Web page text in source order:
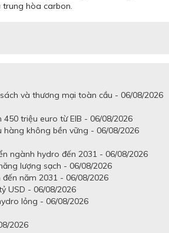
hòa carbon.
và thương mại toàn cầu - 06/08/2026
triệu euro từ EIB - 06/08/2026
hàng không bền vững - 06/08/2026
ngành hydro đến 2031 - 06/08/2026
lượng sạch - 06/08/2026
năm 2031 - 06/08/2026
USD - 06/08/2026
lỏng - 06/08/2026
2026